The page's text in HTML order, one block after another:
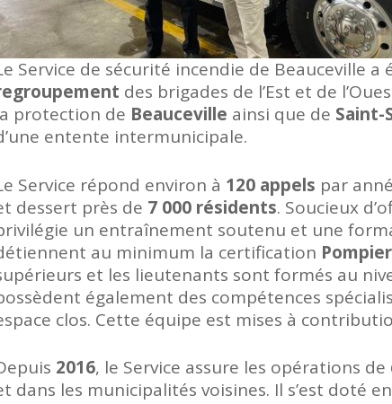
Service de sécurité incendie de Beauceville
des brigades de l’Est et de
protection de Beauceville ainsi que de Saint-
entente intermunicipale.
Service répond environ à 120 appels par
dessert près de 7 000 résidents. Soucieux
un entraînement soutenu et une
au minimum la certification
et les lieutenants sont formés au
également des compétences
clos. Cette équipe est mises à
2016, le Service assure les opérations de
dans les municipalités voisines. Il s’est doté